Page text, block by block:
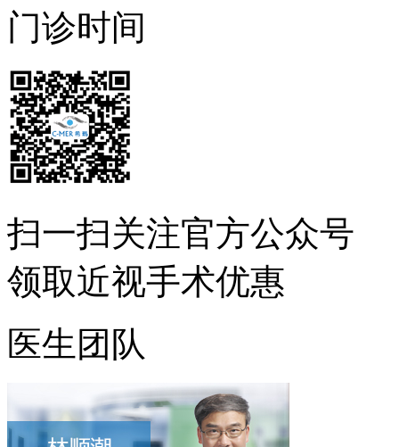
门诊时间
扫一扫关注官方公众号
领取近视手术优惠
医生团队